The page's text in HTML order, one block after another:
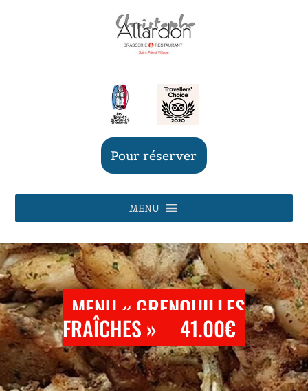
Pour réserver
MENU
MENU « GRENOUILLES
FRAÎCHES » 41.00€